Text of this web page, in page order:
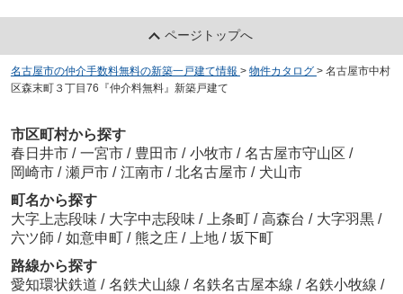
ページトップへ
名古屋市の仲介手数料無料の新築一戸建て情報 > 物件カタログ > 名古屋市中村
区森末町３丁目76『仲介料無料』新築戸建て
市区町村から探す
春日井市 / 一宮市 / 豊田市 / 小牧市 / 名古屋市守山区 /
岡崎市 / 瀬戸市 / 江南市 / 北名古屋市 / 犬山市
町名から探す
大字上志段味 / 大字中志段味 / 上条町 / 高森台 / 大字羽黒 /
六ツ師 / 如意申町 / 熊之庄 / 上地 / 坂下町
路線から探す
愛知環状鉄道 / 名鉄犬山線 / 名鉄名古屋本線 / 名鉄小牧線 /